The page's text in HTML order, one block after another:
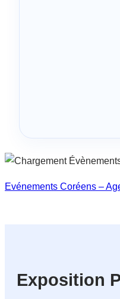
Evénements Coréens –
Exposition